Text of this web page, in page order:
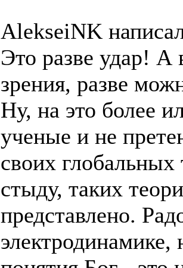
AlekseiNK
Это разве удар! А
зрения, разве
Ну, на это более
ученые и не
своих
стыду, таких
представлено.